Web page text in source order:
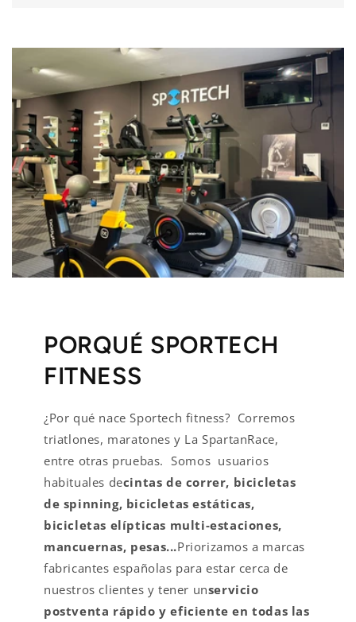
PORQUÉ SPORTECH
FITNESS
¿Por qué nace Sportech fitness? Corremos
triatlones, maratones y La SpartanRace,
entre otras pruebas. Somos usuarios
habituales decintas de correr, bicicletas
de spinning, bicicletas estáticas,
bicicletas elípticas multi-estaciones,
mancuernas, pesas...Priorizamos a marcas
fabricantes españolas para estar cerca de
nuestros clientes y tener unservicio
postventa rápido y eficiente en todas las